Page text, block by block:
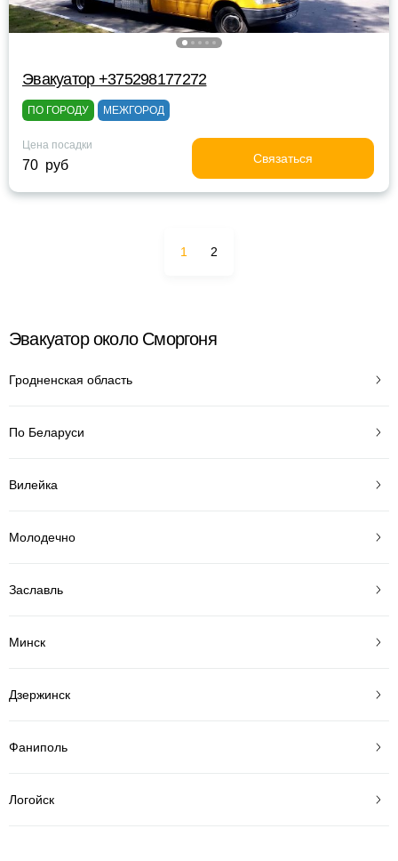
Эвакуатор +375298177272
ПО ГОРОДУ МЕЖГОРОД
Цена посадки
70 руб Связаться
1 2
Эвакуатор около Сморгоня
Гродненская область
По Беларуси
Вилейка
Молодечно
Заславль
Минск
Дзержинск
Фаниполь
Логойск